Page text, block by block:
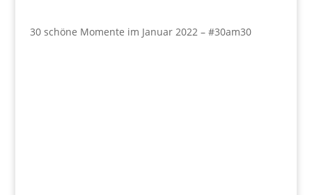
30 schöne Momente im Januar 2022 – #30am30